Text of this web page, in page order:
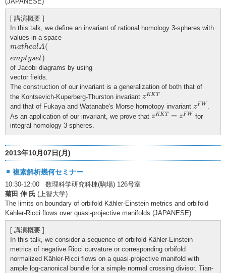
[ 講演概要 ]
In this talk, we define an invariant of rational homology 3-spheres with
values in a space
mathcal A (
emptyset)
mathc alA(empty
of Jacobi diagrams by using
vector fields.
The construction of our invariant is a generalization of both that of
the Kontsevich-Kuperberg-Thurston invariant z K K T
zKKT
and that of Fukaya and Watanabe's Morse homotopy invariant zFW
FW
As an application of our invariant, we prove that z K K T = z FW
zKKT= zFW
for
integral homology 3-spheres.
2013年10月07日(月)
複素解析幾何セミナー
10:30-12:00 数理科学研究科棟(駒場) 126号室
菊田 伸 氏 (上智大学)
The limits on boundary of orbifold Kähler-Einstein metrics and orbifold
Kähler-Ricci flows over quasi-projective manifolds (JAPANESE)
[ 講演概要 ]
In this talk, we consider a sequence of orbifold Kähler-Einstein
metrics of negative Ricci curvature or corresponding orbifold
normalized Kähler-Ricci flows on a quasi-projective manifold with
ample log-canonical bundle for a simple normal crossing divisor. Tian-